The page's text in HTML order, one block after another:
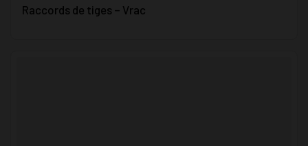
Raccords de tiges – Vrac